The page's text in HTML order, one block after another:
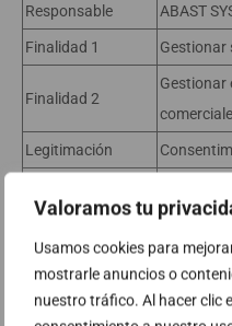
Valoramos tu
Usamos cookies para
mostrarle anuncios o
nuestro tráfico. Al hacer clic
Responsable ABAST
Finalidad 1 Gestionar
Finalidad 2
Gestionar
Legitimación
Derechos
como, el
la
Puede
detallada